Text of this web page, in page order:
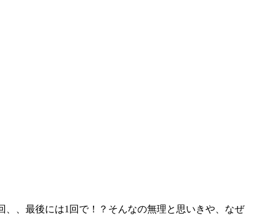
、最後には1回で！？そんなの無理と思いきや、なぜ